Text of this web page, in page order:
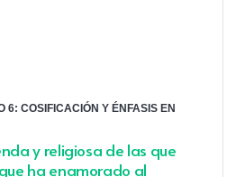
6: COSIFICACIÓN Y ÉNFASIS EN
y religiosa de las que
ha enamorado al